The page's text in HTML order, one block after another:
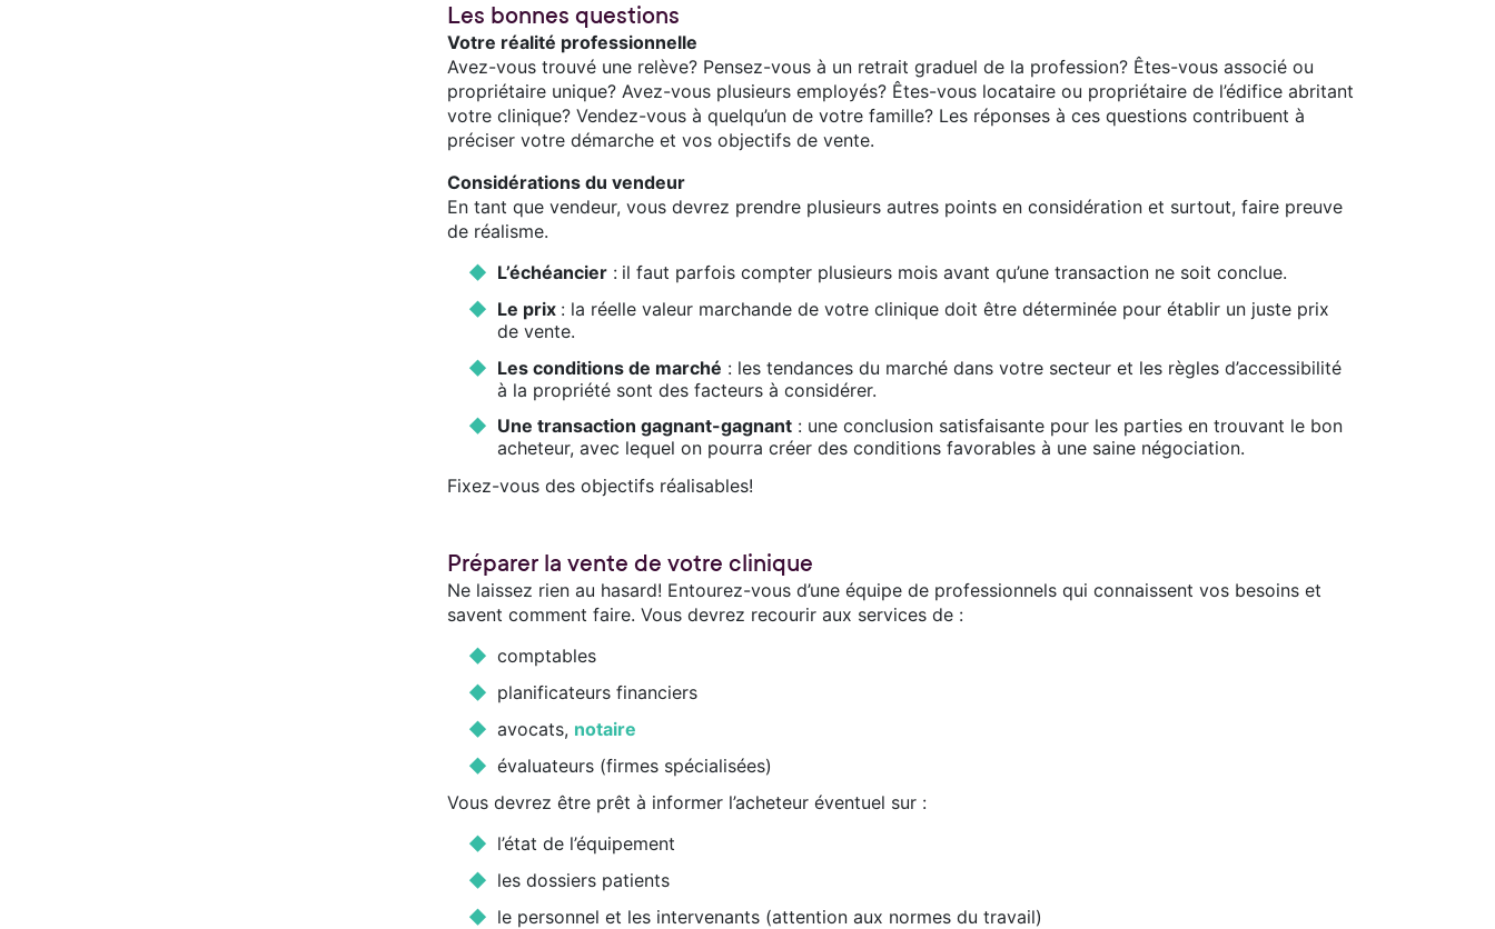
Les bonnes questions
Votre réalité professionnelle
Avez-vous trouvé une relève? Pensez-vous à un retrait graduel de la profession? Êtes-vous associé ou
propriétaire unique? Avez-vous plusieurs employés? Êtes-vous locataire ou propriétaire de l’édifice abritant
votre clinique? Vendez-vous à quelqu’un de votre famille? Les réponses à ces questions contribuent à
préciser votre démarche et vos objectifs de vente.
Considérations du vendeur
En tant que vendeur, vous devrez prendre plusieurs autres points en considération et surtout, faire preuve
de réalisme.
L’échéancier : il faut parfois compter plusieurs mois avant qu’une transaction ne soit conclue.
Le prix : la réelle valeur marchande de votre clinique doit être déterminée pour établir un juste prix
de vente.
Les conditions de marché : les tendances du marché dans votre secteur et les règles d’accessibilité
à la propriété sont des facteurs à considérer.
Une transaction gagnant-gagnant : une conclusion satisfaisante pour les parties en trouvant le bon
acheteur, avec lequel on pourra créer des conditions favorables à une saine négociation.
Fixez-vous des objectifs réalisables!
Préparer la vente de votre clinique
Ne laissez rien au hasard! Entourez-vous d’une équipe de professionnels qui connaissent vos besoins et
savent comment faire. Vous devrez recourir aux services de :
comptables
planificateurs financiers
avocats, notaire
évaluateurs (firmes spécialisées)
Vous devrez être prêt à informer l’acheteur éventuel sur :
l’état de l’équipement
les dossiers patients
le personnel et les intervenants (attention aux normes du travail)